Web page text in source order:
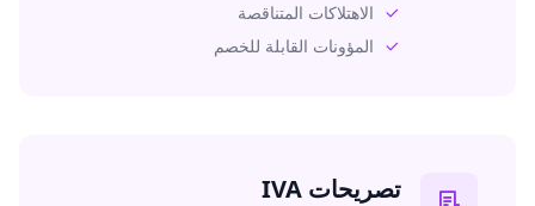
الاهتلاكات المتناقصة
المؤونات القابلة للخصم
تصريحات IVA